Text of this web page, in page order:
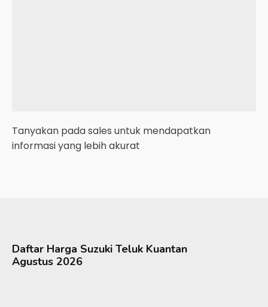
Tanyakan pada sales untuk mendapatkan
informasi yang lebih akurat
Daftar Harga Suzuki Teluk Kuantan
Agustus 2026